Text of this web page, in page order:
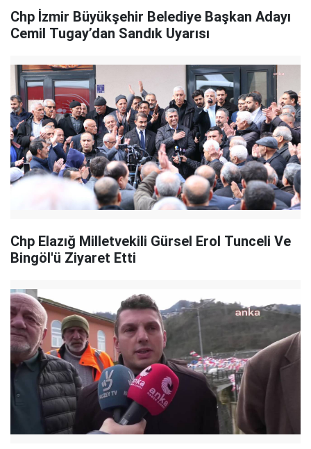
Chp İzmir Büyükşehir Belediye Başkan Adayı
Cemil Tugay’dan Sandık Uyarısı
Chp Elazığ Milletvekili Gürsel Erol Tunceli Ve
Bingöl'ü Ziyaret Etti